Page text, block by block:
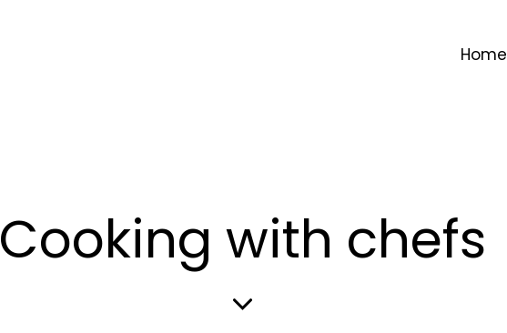
Home
Cooking with chefs